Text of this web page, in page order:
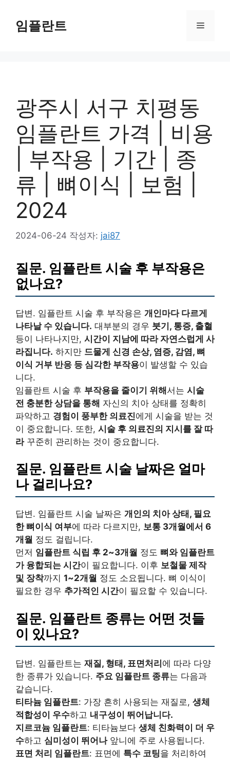
임플란트 메
광주시 서구 치평동
임플란트 가격 | 비용
| 부작용 | 기간 | 종
류 | 뼈이식 | 보험 |
2024
2024-06-24 작성자: jai87
질문. 임플란트 시술 후 부작용은
없나요?
답변. 임플란트 시술 후 부작용은 개인마다 다르게
나타날 수 있습니다. 대부분의 경우 붓기, 통증, 출혈
등이 나타나지만, 시간이 지남에 따라 자연스럽게 사
라집니다. 하지만 드물게 신경 손상, 염증, 감염, 뼈
이식 거부 반응 등 심각한 부작용이 발생할 수 있습
니다.
임플란트 시술 후 부작용을 줄이기 위해서는 시술
전 충분한 상담을 통해 자신의 치아 상태를 정확히
파악하고 경험이 풍부한 의료진에게 시술을 받는 것
이 중요합니다. 또한, 시술 후 의료진의 지시를 잘 따
라꾸준히 관리하는 것이 중요합니다.
질문. 임플란트 시술 날짜은 얼마
나 걸리나요?
답변. 임플란트 시술 날짜은 개인의 치아 상태, 필요
한 뼈이식 여부에 따라 다르지만, 보통 3개월에서 6
개월 정도 걸립니다.
먼저 임플란트 식립 후 2~3개월 정도 뼈와 임플란트
가 융합되는 시간이 필요합니다. 이후 보철물 제작
및 장착까지 1~2개월 정도 소요됩니다. 뼈 이식이
필요한 경우 추가적인 시간이 필요할 수 있습니다.
질문. 임플란트 종류는 어떤 것들
이 있나요?
답변. 임플란트는 재질, 형태, 표면처리에 따라 다양
한 종류가 있습니다. 주요 임플란트 종류는 다음과
같습니다.
티타늄 임플란트: 가장 흔히 사용되는 재질로, 생체
적합성이 우수하고 내구성이 뛰어납니다.
지르코늄 임플란트: 티타늄보다 생체 친화력이 더 우
수하고 심미성이 뛰어나앞니에 주로 사용됩니다.
표면 처리 임플란트: 표면에 특수 코팅을 처리하여